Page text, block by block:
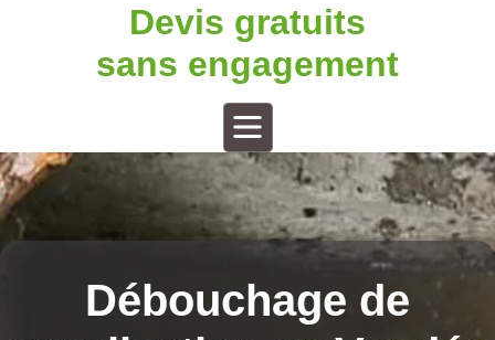
Devis gratuits
sans engagement
Débouchage de